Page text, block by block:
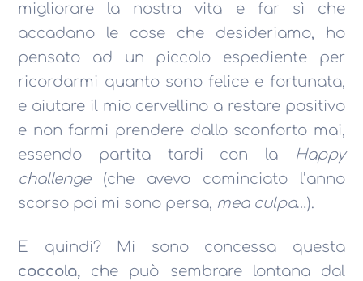
migliorare la nostra vita e far sì che
accadano le cose che desideriamo, ho
pensato ad un piccolo espediente per
ricordarmi quanto sono felice e fortunata,
e aiutare il mio cervellino a restare positivo
e non farmi prendere dallo sconforto mai,
essendo partita tardi con la
Happy
challenge(che avevo cominciato l’anno
scorso poi mi sono persa, mea culpa…).
E quindi? Mi sono concessa questa
coccola, che può sembrare lontana dal